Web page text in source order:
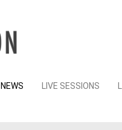
Skip
NEWS LIVE SESSIONS